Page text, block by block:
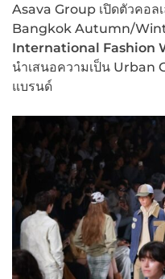
Asava Group เปิดตัวคอล
Bangkok Autumn/
International Fashion
นำเสนอความเป็น Urban
แบรนด์